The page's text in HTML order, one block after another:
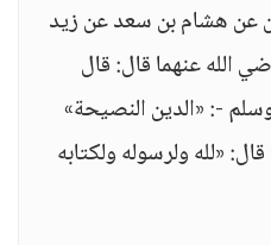
عن هشام بن سعد عن زيد
الله عنهما قال: قال
-: «الدين النصيحة»
«لله ولرسوله ولكتابه